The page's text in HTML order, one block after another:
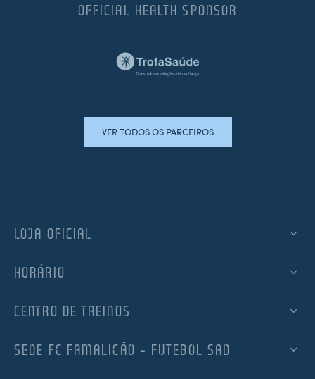
OFFICIAL HEALTH SPONSOR
VER TODOS OS PARCEIROS
LOJA OFICIAL
HORÁRIO
CENTRO DE TREINOS
SEDE FC FAMALICÃO – FUTEBOL SAD